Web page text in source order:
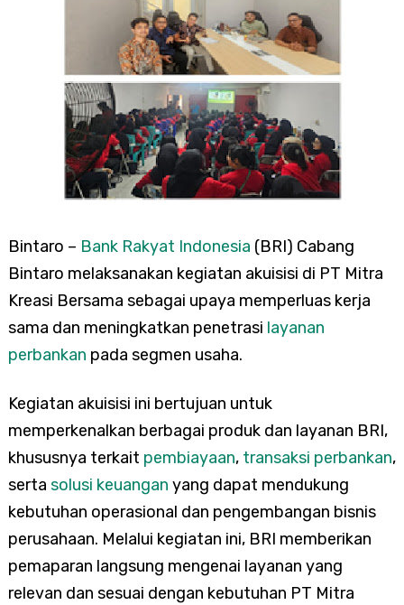
Bintaro – Bank Rakyat Indonesia (BRI) Cabang
Bintaro melaksanakan kegiatan akuisisi di PT Mitra
Kreasi Bersama sebagai upaya memperluas kerja
sama dan meningkatkan penetrasi layanan
perbankan pada segmen usaha.
Kegiatan akuisisi ini bertujuan untuk
memperkenalkan berbagai produk dan layanan BRI,
khususnya terkait pembiayaan, transaksi perbankan,
serta solusi keuangan yang dapat mendukung
kebutuhan operasional dan pengembangan bisnis
perusahaan. Melalui kegiatan ini, BRI memberikan
pemaparan langsung mengenai layanan yang
relevan dan sesuai dengan kebutuhan PT Mitra